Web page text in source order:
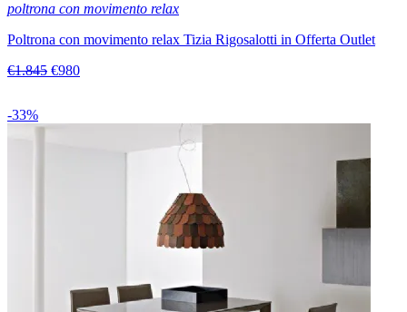
poltrona con movimento relax
Poltrona con movimento relax Tizia Rigosalotti in Offerta Outlet
€1.845 €980
-33%